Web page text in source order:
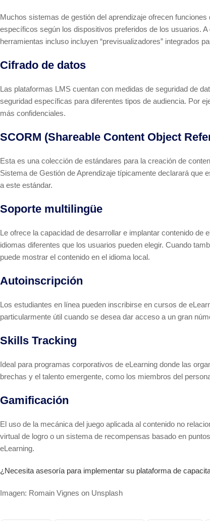
Muchos sistemas de gestión del aprendizaje ofrecen
específicos según los dispositivos preferidos de los usuarios.
herramientas incluso incluyen “previsualizadores” integrados
Cifrado de datos
Las plataformas LMS cuentan con medidas de seguridad de
seguridad específicas para diferentes tipos de audiencia. Por
más confidenciales.
SCORM (Shareable Content Object
Esta es una colección de estándares para la creación de
Sistema de Gestión de Aprendizaje típicamente declarará que
a este estándar.
Soporte multilingüe
Le ofrece la capacidad de desarrollar e implantar contenido
idiomas diferentes que los usuarios pueden elegir. Cuando
puede mostrar el contenido en el idioma local.
Autoinscripción
Los estudiantes en línea pueden inscribirse en cursos de
particularmente útil cuando se desea dar acceso a un gran
Skills Tracking
Ideal para programas corporativos de eLearning donde las
brechas y el talento emergente, como los miembros del
Gamificación
El uso de la mecánica del juego aplicada al contenido no
virtual de logro o un sistema de recompensas basado en
eLearning.
¿Necesita asesoría para implementar su plataforma de
Imagen: Romain Vignes on Unsplash